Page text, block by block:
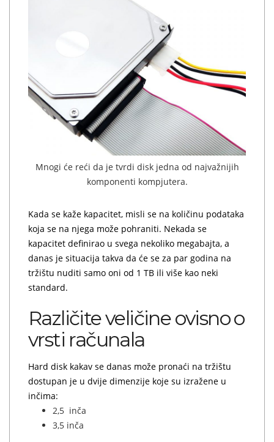
Mnogi će reći da je tvrdi disk jedna od najvažnijih
komponenti kompjutera.
Kada se kaže kapacitet, misli se na količinu podataka
koja se na njega može pohraniti. Nekada se
kapacitet definirao u svega nekoliko megabajta, a
danas je situacija takva da će se za par godina na
tržištu nuditi samo oni od 1 TB ili više kao neki
standard.
Različite veličine ovisno o
vrsti računala
Hard disk kakav se danas može pronaći na tržištu
dostupan je u dvije dimenzije koje su izražene u
inčima:
2,5 inča
3,5 inča